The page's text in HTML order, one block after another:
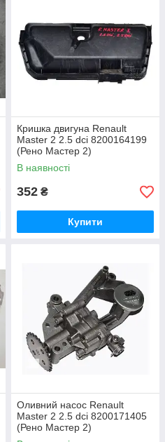
Кришка двигуна Renault
Master 2 2.5 dci 8200164199
(Рено Мастер 2)
В наявності
352 ₴
Купити
Оливний насос Renault
Master 2 2.5 dci 8200171405
(Рено Мастер 2)